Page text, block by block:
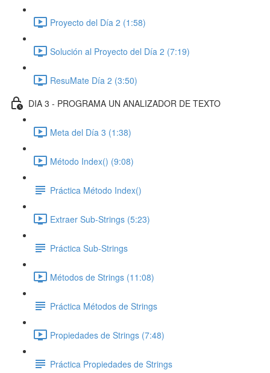
Proyecto del Día 2 (1:58)
Solución al Proyecto del Día 2 (7:19)
ResuMate Día 2 (3:50)
DIA 3 - PROGRAMA UN ANALIZADOR DE TEXTO
Meta del Día 3 (1:38)
Método Index() (9:08)
Práctica Método Index()
Extraer Sub-Strings (5:23)
Práctica Sub-Strings
Métodos de Strings (11:08)
Práctica Métodos de Strings
Propiedades de Strings (7:48)
Práctica Propiedades de Strings